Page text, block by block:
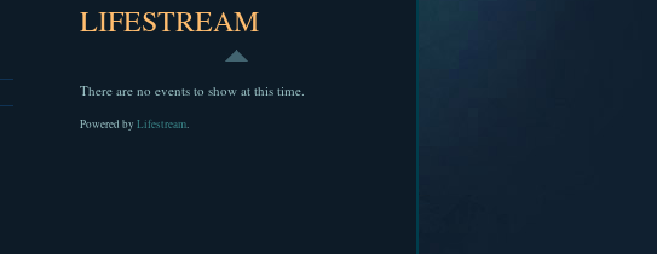
LIFESTREAM
There are no events to show at this time.
Powered by Lifestream.